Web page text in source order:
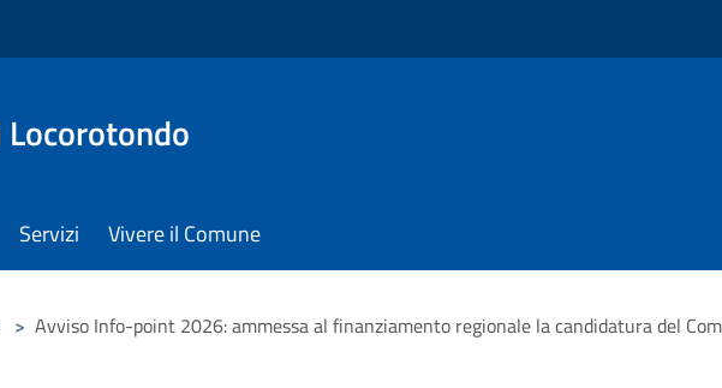
Locorotondo
Servizi Vivere il Comune
> Avviso Info-point 2026: ammessa al finanziamento regionale la candidatura del